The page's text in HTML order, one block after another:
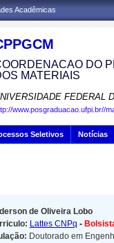
Acadêmicas
DO
MATERIAIS
FEDERAL
www.posgraduacao.ufpi.br//
Seletivos Notícias
de Oliveira Lobo
Lattes CNPq -
Doutorado em